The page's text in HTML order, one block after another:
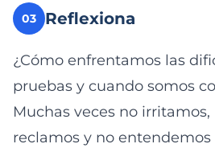
03 Reflexiona
¿Cómo enfrentamos las
pruebas y cuando somos
Muchas veces no
reclamos y no entendemos